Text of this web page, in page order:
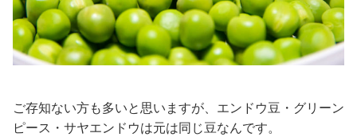
ご存知ない方も多いと思いますが、エンドウ豆・グリーン
ピース・サヤエンドウは元は同じ豆なんです。